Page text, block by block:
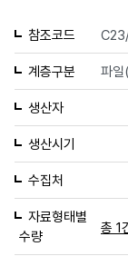
참조코드
계층구분 파일
생산자
생산시기
수집처
자료형태별
수량
총 1